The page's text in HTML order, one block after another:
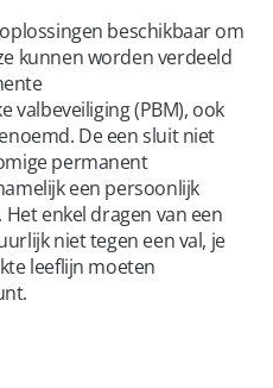
beschikbaar om
kunnen worden verdeeld
valbeveiliging (PBM), ook
De een sluit niet
permanent
een persoonlijk
enkel dragen van een
niet tegen een val, je
leeflijn moeten